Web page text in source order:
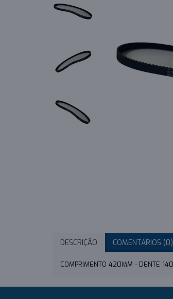
DESCRIÇÃO COMENTÁRIOS (0)
COMPRIMENTO 420MM - DENTE